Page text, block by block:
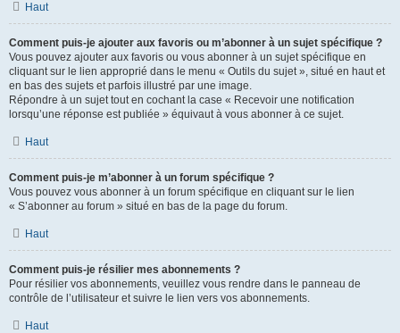
Haut
Comment puis-je ajouter aux favoris ou m’abonner à un sujet spécifique ?
Vous pouvez ajouter aux favoris ou vous abonner à un sujet spécifique en
cliquant sur le lien approprié dans le menu « Outils du sujet », situé en haut et
en bas des sujets et parfois illustré par une image.
Répondre à un sujet tout en cochant la case « Recevoir une notification
lorsqu’une réponse est publiée » équivaut à vous abonner à ce sujet.
Haut
Comment puis-je m’abonner à un forum spécifique ?
Vous pouvez vous abonner à un forum spécifique en cliquant sur le lien
« S’abonner au forum » situé en bas de la page du forum.
Haut
Comment puis-je résilier mes abonnements ?
Pour résilier vos abonnements, veuillez vous rendre dans le panneau de
contrôle de l’utilisateur et suivre le lien vers vos abonnements.
Haut